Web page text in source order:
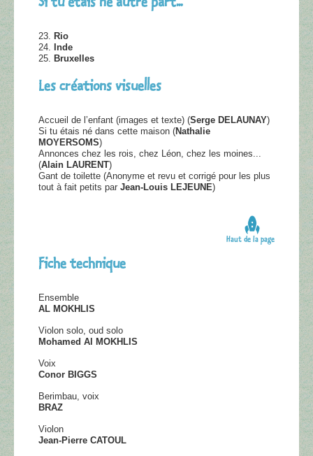
23. Rio
24. Inde
25. Bruxelles
Les créations visuelles
Accueil de l’enfant (images et texte) (Serge DELAUNAY)
Si tu étais né dans cette maison (Nathalie
MOYERSOMS)
Annonces chez les rois, chez Léon, chez les moines...
(Alain LAURENT)
Gant de toilette (Anonyme et revu et corrigé pour les plus
tout à fait petits par Jean-Louis LEJEUNE)
Haut de la page
Fiche technique
Ensemble
AL MOKHLIS
Violon solo, oud solo
Mohamed Al MOKHLIS
Voix
Conor BIGGS
Berimbau, voix
BRAZ
Violon
Jean-Pierre CATOUL